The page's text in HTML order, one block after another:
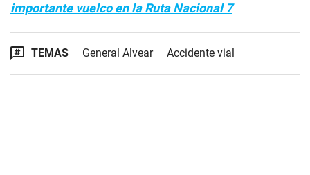
importante vuelco en la Ruta Nacional 7
TEMAS General Alvear Accidente vial